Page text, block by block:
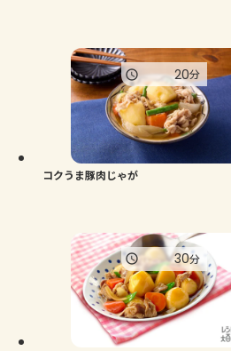
コクうま豚肉じゃが
20分
30分